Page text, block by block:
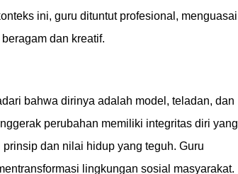
ini, guru dituntut profesional, menguasai
dan kreatif.
bahwa dirinya adalah model, teladan, dan
perubahan memiliki integritas diri yang
dan nilai hidup yang teguh. Guru
lingkungan sosial masyarakat.